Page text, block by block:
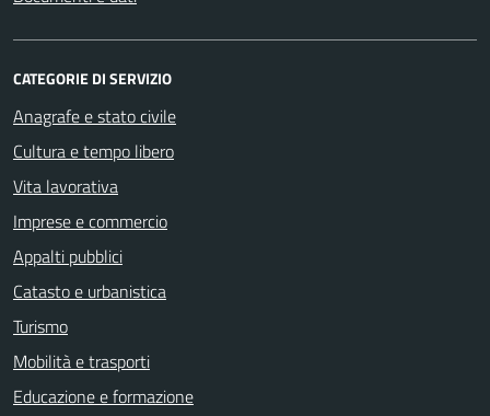
CATEGORIE DI SERVIZIO
Anagrafe e stato civile
Cultura e tempo libero
Vita lavorativa
Imprese e commercio
Appalti pubblici
Catasto e urbanistica
Turismo
Mobilità e trasporti
Educazione e formazione